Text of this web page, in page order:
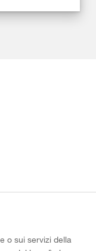
o sui servizi della